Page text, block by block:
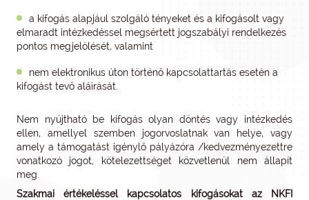
a kifogás alapjául szolgáló tényeket és a kifogásolt vagy
elmaradt intézkedéssel megsértett jogszabályi rendelkezés
pontos megjelölését, valamint
nem elektronikus úton történő kapcsolattartás esetén a
kifogást tevő aláírását.
Nem nyújtható be kifogás olyan döntés vagy intézkedés
ellen, amellyel szemben jogorvoslatnak van helye, vagy
amely a támogatást igénylő pályázóra /kedvezményezettre
vonatkozó jogot, kötelezettséget közvetlenül nem állapít
meg.
Szakmai értékeléssel kapcsolatos kifogásokat az NKFI